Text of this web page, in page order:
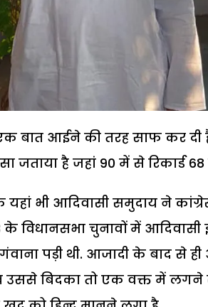
बात आईने की तरह साफ कर दी
जताया है जहां 90 में से रिकार्ड
यहां भी आदिवासी समुदाय ने
के विधानसभा चुनावों में
पड़ी थी. आजादी के बाद से ही
उससे बिदका तो एक वक्त में लगने